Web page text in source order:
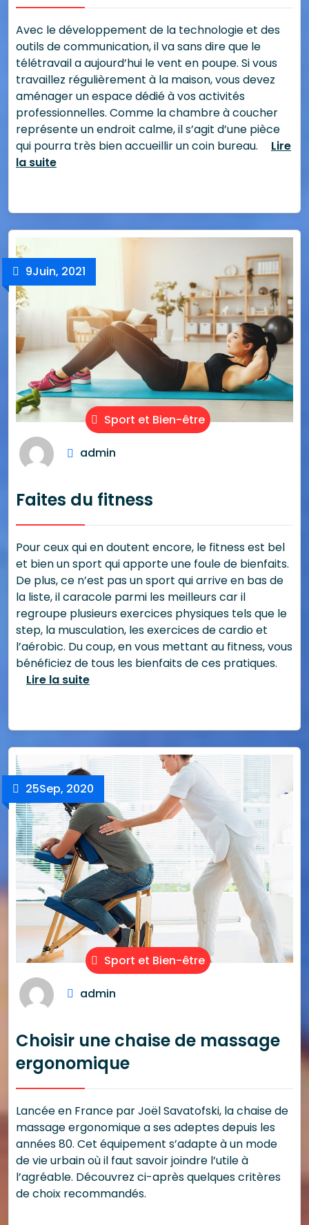
Avec le développement de la technologie et des
outils de communication, il va sans dire que le
télétravail a aujourd’hui le vent en poupe. Si vous
travaillez régulièrement à la maison, vous devez
aménager un espace dédié à vos activités
professionnelles. Comme la chambre à coucher
représente un endroit calme, il s’agit d’une pièce
qui pourra très bien accueillir un coin bureau.
Lire
la suite
Sport et Bien-être
9Juin, 2021
admin
Faites du fitness
Pour ceux qui en doutent encore, le fitness est bel
et bien un sport qui apporte une foule de bienfaits.
De plus, ce n’est pas un sport qui arrive en bas de
la liste, il caracole parmi les meilleurs car il
regroupe plusieurs exercices physiques tels que le
step, la musculation, les exercices de cardio et
l’aérobic. Du coup, en vous mettant au fitness, vous
bénéficiez de tous les bienfaits de ces pratiques.
Lire la suite
Sport et Bien-être
25Sep, 2020
admin
Choisir une chaise de massage
ergonomique
Lancée en France par Joël Savatofski, la chaise de
massage ergonomique a ses adeptes depuis les
années 80. Cet équipement s’adapte à un mode
de vie urbain où il faut savoir joindre l’utile à
l’agréable. Découvrez ci-après quelques critères
de choix recommandés.